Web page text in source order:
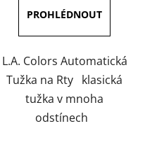
z
5
hvězdiček.
L.A. Colors Automatická
Tužka na Rty klasická
tužka v mnoha
odstínech